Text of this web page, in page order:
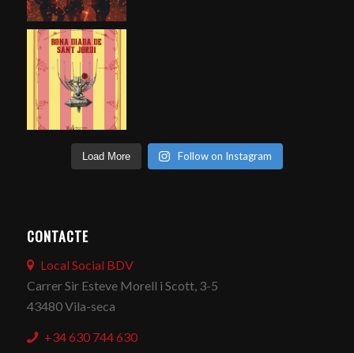
Load More Follow on Instagram
CONTACTE
Local Social BDV
Carrer Sir Esteve Morell i Scott, 3-5
43480 Vila-seca
+34 630 744 630